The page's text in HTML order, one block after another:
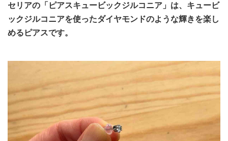
セリアの「ピアスキュービックジルコニア」は、キュービ
ックジルコニアを使ったダイヤモンドのような輝きを楽し
めるピアスです。